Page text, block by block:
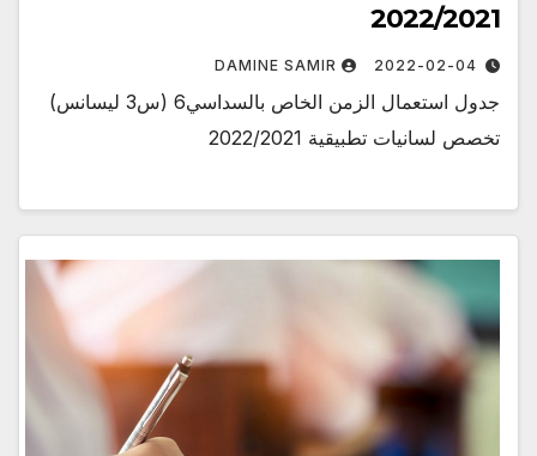
2022/2021
2022-02-04
DAMINE SAMIR
جدول استعمال الزمن الخاص بالسداسي6 (س3 ليسانس)
تخصص لسانيات تطبيقية 2022/2021